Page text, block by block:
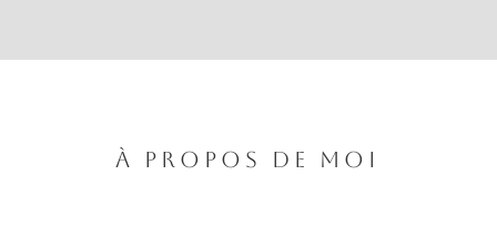
À pROPOS DE mOI